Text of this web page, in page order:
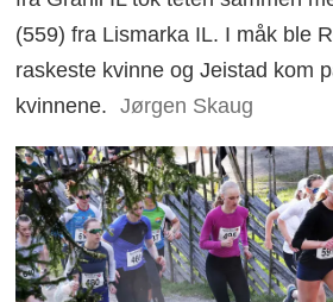
(559) fra Lismarka IL. I måk ble
raskeste kvinne og Jeistad kom
kvinnene. Jørgen Skaug